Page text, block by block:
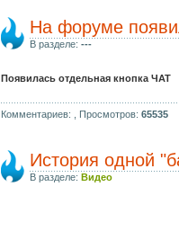
На форуме
В разделе: ---
Появилась отдельная кнопка ЧАТ
Комментариев: , Просмотров: 65535
История одной
В разделе: Видео